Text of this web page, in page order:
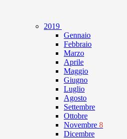
2019
Gennaio
Febbraio
Marzo
Aprile
Maggio
Giugno
Luglio
Agosto
Settembre
Ottobre
Novembre 8
Dicembre